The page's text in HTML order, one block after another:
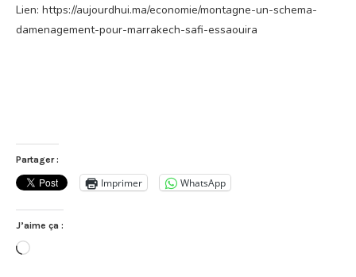
Lien: https://aujourdhui.ma/economie/montagne-un-schema-
damenagement-pour-marrakech-safi-essaouira
Partager :
Imprimer WhatsApp
J’aime ça :
Chargement…